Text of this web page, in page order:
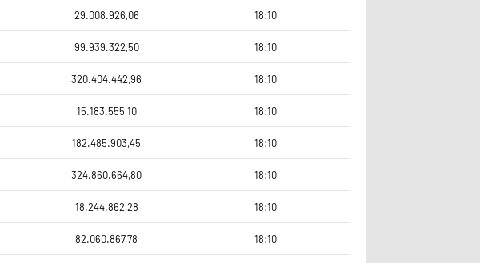
29.008.926,06 18:10
99.939.322,50 18:10
320.404.442,96 18:10
15.183.555,10 18:10
182.485.903,45 18:10
324.860.664,80 18:10
18.244.862,28 18:10
82.060.867,78 18:10